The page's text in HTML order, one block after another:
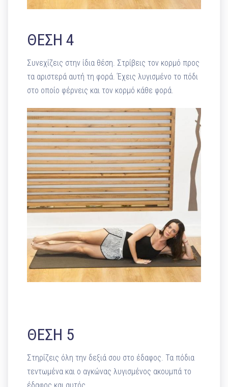
ΘΕΣΗ 4
Συνεχίζεις στην ίδια θέση. Στρίβεις τον κορμό προς
τα αριστερά αυτή τη φορά. Έχεις λυγισμένο το πόδι
στο οποίο φέρνεις και τον κορμό κάθε φορά.
ΘΕΣΗ 5
Στηρίζεις όλη την δεξιά σου στο έδαφος. Τα πόδια
τεντωμένα και ο αγκώνας λυγισμένος ακουμπά το